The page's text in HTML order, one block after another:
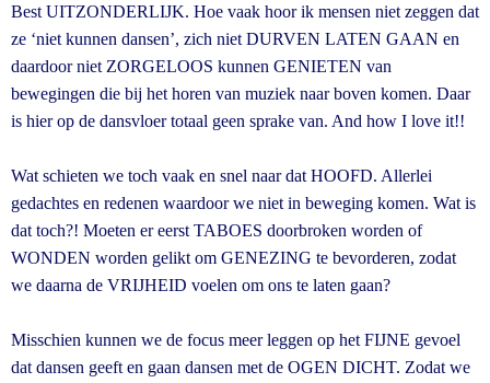
Best UITZONDERLIJK. Hoe vaak hoor ik mensen niet zeggen dat
ze ‘niet kunnen dansen’, zich niet DURVEN LATEN GAAN en
daardoor niet ZORGELOOS kunnen GENIETEN van
bewegingen die bij het horen van muziek naar boven komen. Daar
is hier op de dansvloer totaal geen sprake van. And how I love it!!
Wat schieten we toch vaak en snel naar dat HOOFD. Allerlei
gedachtes en redenen waardoor we niet in beweging komen. Wat is
dat toch?! Moeten er eerst TABOES doorbroken worden of
WONDEN worden gelikt om GENEZING te bevorderen, zodat
we daarna de VRIJHEID voelen om ons te laten gaan?
Misschien kunnen we de focus meer leggen op het FIJNE gevoel
dat dansen geeft en gaan dansen met de OGEN DICHT. Zodat we